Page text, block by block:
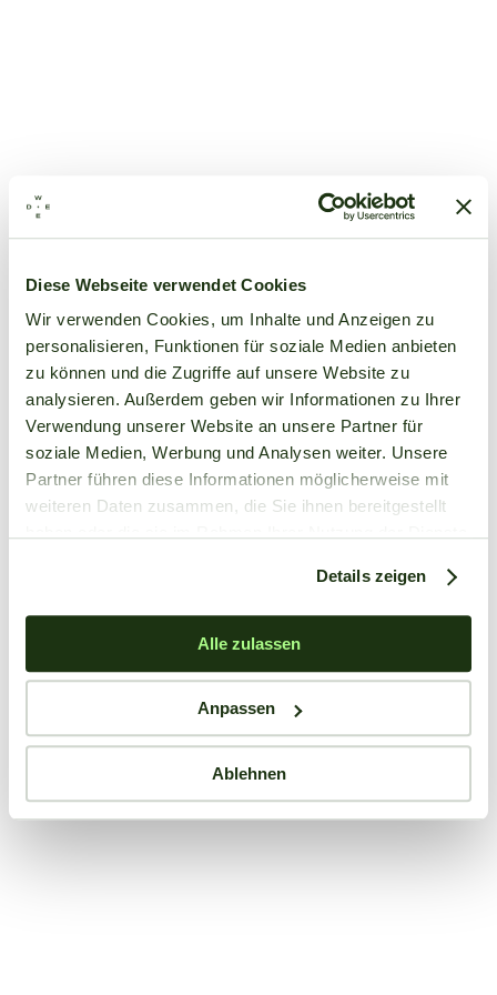
Diese Webseite verwendet Cookies
Wir verwenden Cookies, um Inhalte und Anzeigen zu
personalisieren, Funktionen für soziale Medien anbieten
zu können und die Zugriffe auf unsere Website zu
analysieren. Außerdem geben wir Informationen zu Ihrer
Verwendung unserer Website an unsere Partner für
soziale Medien, Werbung und Analysen weiter. Unsere
Partner führen diese Informationen möglicherweise mit
weiteren Daten zusammen, die Sie ihnen bereitgestellt
Details zeigen
Alle zulassen
Anpassen
Ablehnen